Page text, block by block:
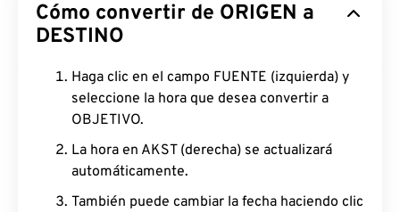
Cómo convertir de ORIGEN a
DESTINO
Haga clic en el campo FUENTE (izquierda) y
seleccione la hora que desea convertir a
OBJETIVO.
La hora en AKST (derecha) se actualizará
automáticamente.
También puede cambiar la fecha haciendo clic